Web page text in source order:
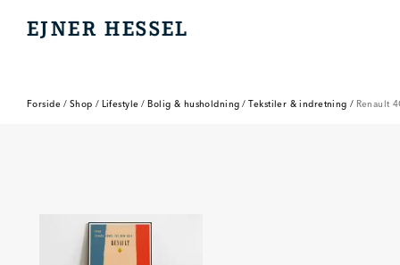
EJNER HESSEL
Forside / Shop / Lifestyle / Bolig & husholdning / Tekstiler & indretning / Renault